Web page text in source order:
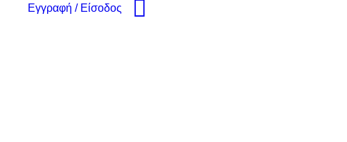
Εγγραφή / Είσοδος